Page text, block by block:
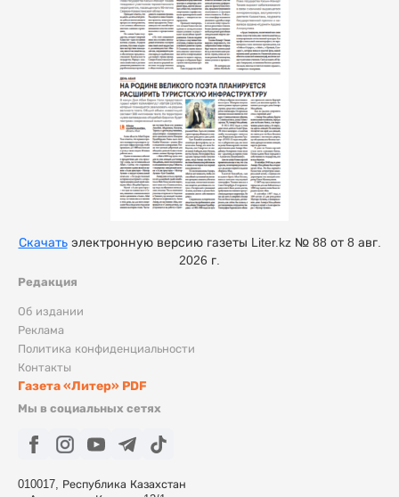
Редакция
Об издании
Реклама
Политика конфиденциальности
Контакты
Газета «Литер» PDF
Мы в социальных сетях
010017, Республика Казахстан
Скачатьэлектронную версию газеты Liter.kz № 88 от 8 авг.
2026 г.